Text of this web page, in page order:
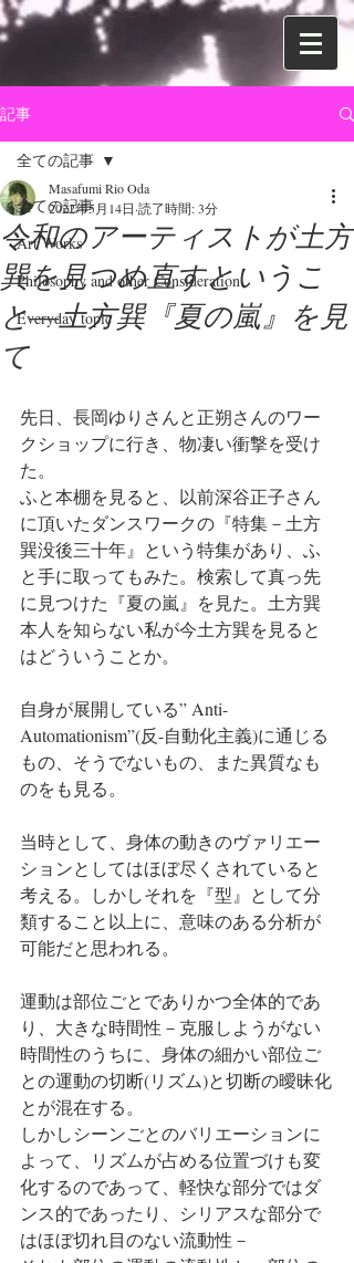
記事
全ての記事
Art Works
Philosophy and other Consideration
Everyday topic
全ての記事
令和のアーティストが土方
巽を見つめ直すというこ
と―土方巽『夏の嵐』を見
て
Masafumi Rio Oda
2022年5月14日 読了時間: 3分
先日、長岡ゆりさんと正朔さんのワー
クショップに行き、物凄い衝撃を受け
た。
ふと本棚を見ると、以前深谷正子さん
に頂いたダンスワークの『特集－土方
巽没後三十年』という特集があり、ふ
と手に取ってもみた。検索して真っ先
に見つけた『夏の嵐』を見た。土方巽
本人を知らない私が今土方巽を見ると
はどういうことか。
自身が展開している” Anti-
Automationism”(反-自動化主義)に通じる
もの、そうでないもの、また異質なも
のをも見る。
当時として、身体の動きのヴァリエー
ションとしてはほぼ尽くされていると
考える。しかしそれを『型』として分
類すること以上に、意味のある分析が
可能だと思われる。
運動は部位ごとでありかつ全体的であ
り、大きな時間性－克服しようがない
時間性のうちに、身体の細かい部位ご
との運動の切断(リズム)と切断の曖昧化
とが混在する。
しかしシーンごとのバリエーションに
よって、リズムが占める位置づけも変
化するのであって、軽快な部分ではダ
ンス的であったり、シリアスな部分で
はほぼ切れ目のない流動性－